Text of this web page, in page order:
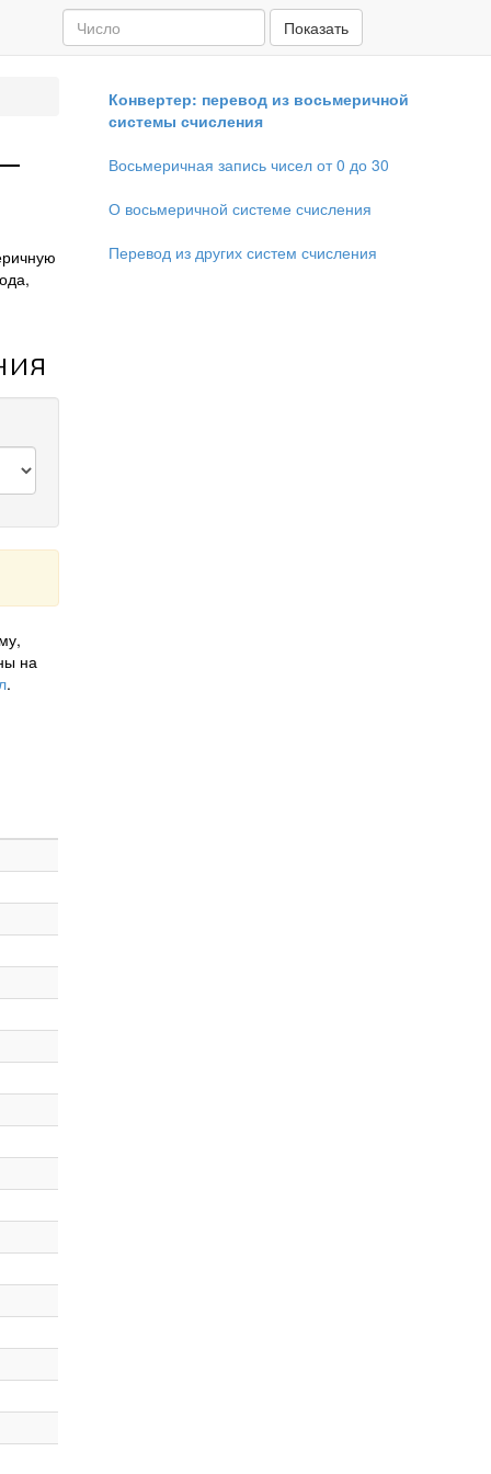
Показать
на
.
Конвертер: перевод из восьмеричной
системы счисления
Восьмеричная запись чисел от 0 до 30
О восьмеричной системе счисления
Перевод из других систем счисления